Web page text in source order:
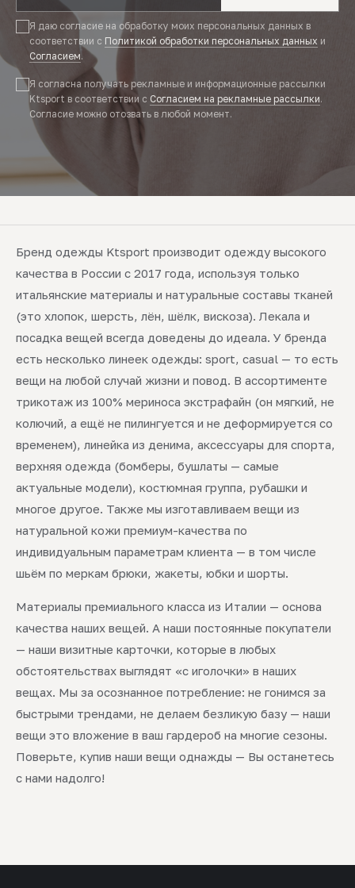
Я даю согласие на обработку моих персональных данных в
соответствии с Политикой обработки персональных данных и
Согласием.
Я согласна получать рекламные и информационные рассылки
Ktsport в соответствии с Согласием на рекламные рассылки.
Согласие можно отозвать в любой момент.
Бренд одежды Ktsport производит одежду высокого
качества в России с 2017 года, используя только
итальянские материалы и натуральные составы тканей
(это хлопок, шерсть, лён, шёлк, вискоза). Лекала и
посадка вещей всегда доведены до идеала. У бренда
есть несколько линеек одежды: sport, casual — то есть
вещи на любой случай жизни и повод. В ассортименте
трикотаж из 100% мериноса экстрафайн (он мягкий, не
колючий, а ещё не пилингуется и не деформируется со
временем), линейка из денима, аксессуары для спорта,
верхняя одежда (бомберы, бушлаты — самые
актуальные модели), костюмная группа, рубашки и
многое другое. Также мы изготавливаем вещи из
натуральной кожи премиум-качества по
индивидуальным параметрам клиента — в том числе
шьём по меркам брюки, жакеты, юбки и шорты.
Материалы премиального класса из Италии — основа
качества наших вещей. А наши постоянные покупатели
— наши визитные карточки, которые в любых
обстоятельствах выглядят «с иголочки» в наших
вещах. Мы за осознанное потребление: не гонимся за
быстрыми трендами, не делаем безликую базу — наши
вещи это вложение в ваш гардероб на многие сезоны.
Поверьте, купив наши вещи однажды — Вы останетесь
с нами надолго!